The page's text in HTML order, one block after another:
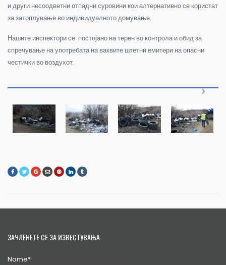
и други несоодветни отпадни суровини кои алтернативно се користат
за затоплување во индивидуалното домување.
Нашите инспектори се постојано на терен во контрола и обид за
спречување на употребата на ваквите штетни емитери на опасни
честички во воздухот.
ЗАЧЛЕНЕТЕ СЕ ЗА ИЗВЕСТУВАЊА
Name*